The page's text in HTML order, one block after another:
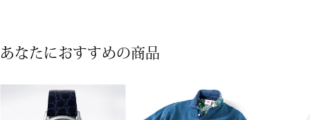
Tシャツ／カッ
あなたにおすすめの商品